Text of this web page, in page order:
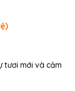
tươi mới và cảm